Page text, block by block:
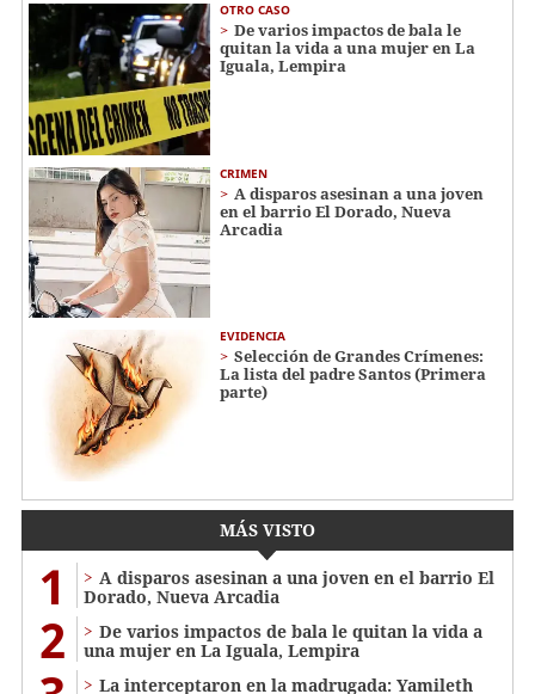
OTRO CASO
De varios impactos de bala le
quitan la vida a una mujer en La
Iguala, Lempira
CRIMEN
A disparos asesinan a una joven
en el barrio El Dorado, Nueva
Arcadia
EVIDENCIA
Selección de Grandes Crímenes:
La lista del padre Santos (Primera
parte)
MÁS VISTO
1
A disparos asesinan a una joven en el barrio El
Dorado, Nueva Arcadia
2
De varios impactos de bala le quitan la vida a
una mujer en La Iguala, Lempira
La interceptaron en la madrugada: Yamileth